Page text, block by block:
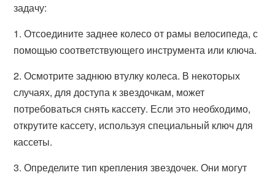
задачу:
1. Отсоедините заднее колесо от рамы велосипеда, с
помощью соответствующего инструмента или ключа.
2. Осмотрите заднюю втулку колеса. В некоторых
случаях, для доступа к звездочкам, может
потребоваться снять кассету. Если это необходимо,
открутите кассету, используя специальный ключ для
кассеты.
3. Определите тип крепления звездочек. Они могут